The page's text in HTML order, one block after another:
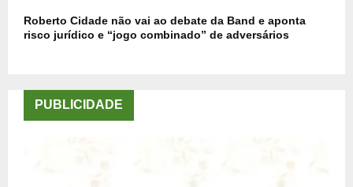
Roberto Cidade não vai ao debate da Band e aponta
risco jurídico e “jogo combinado” de adversários
PUBLICIDADE